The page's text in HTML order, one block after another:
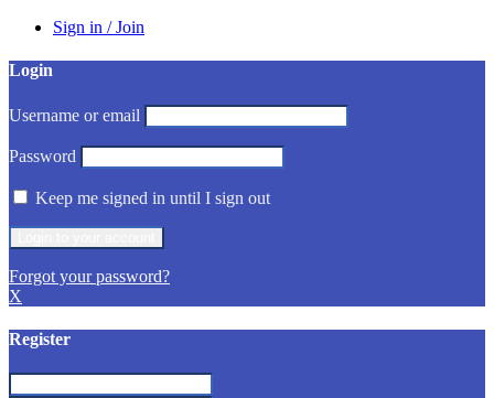
Sign in / Join
Login
Username or email
Password
Keep me signed in until I sign out
Forgot your password?
X
Register